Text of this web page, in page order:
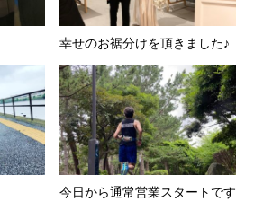
幸せのお裾分けを頂きました♪
今日から通常営業スタートです